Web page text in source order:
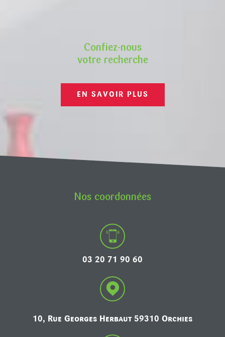
Confiez-nous
votre recherche
EN SAVOIR PLUS
Nos coordonnées
03 20 71 90 60
10, Rue Georges Herbaut 59310 Orchies